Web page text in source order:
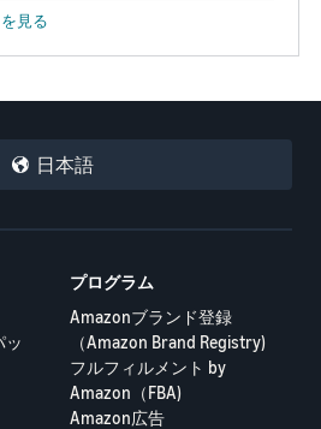
見る
日本語
ッ
プログラム
Amazonブランド登録
（Amazon Brand Registry)
フルフィルメント by
Amazon（FBA)
Amazon広告